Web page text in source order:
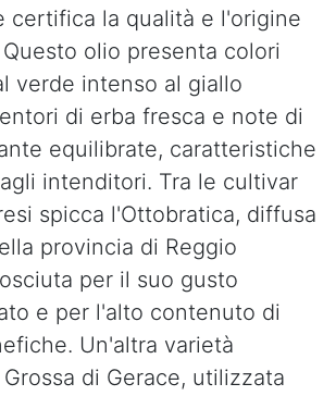
certifica la qualità e l'origine
olio presenta colori
verde intenso al giallo
di erba fresca e note di
equilibrate, caratteristiche
intenditori. Tra le cultivar
spicca l'Ottobratica, diffusa
provincia di Reggio
per il suo gusto
e per l'alto contenuto di
Un'altra varietà
di Gerace, utilizzata